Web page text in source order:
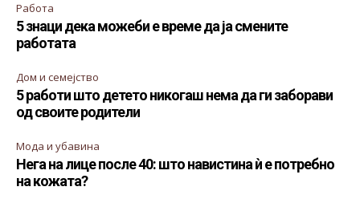
Работа
5 знаци дека можеби е време да ја смените
работата
Дом и семејство
5 работи што детето никогаш нема да ги заборави
од своите родители
Мода и убавина
Нега на лице после 40: што навистина ѝ е потребно
на кожата?